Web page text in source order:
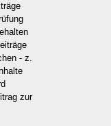
- z.
zur